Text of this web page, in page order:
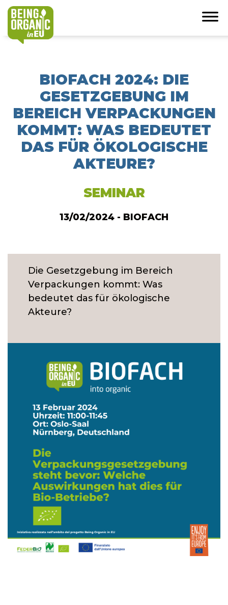
BIOFACH 2024: DIE
GESETZGEBUNG IM
BEREICH VERPACKUNGEN
KOMMT: WAS BEDEUTET
DAS FÜR ÖKOLOGISCHE
AKTEURE?
SEMINAR
13/02/2024 - BIOFACH
Die Gesetzgebung im Bereich
Verpackungen kommt: Was
bedeutet das für ökologische
Akteure?